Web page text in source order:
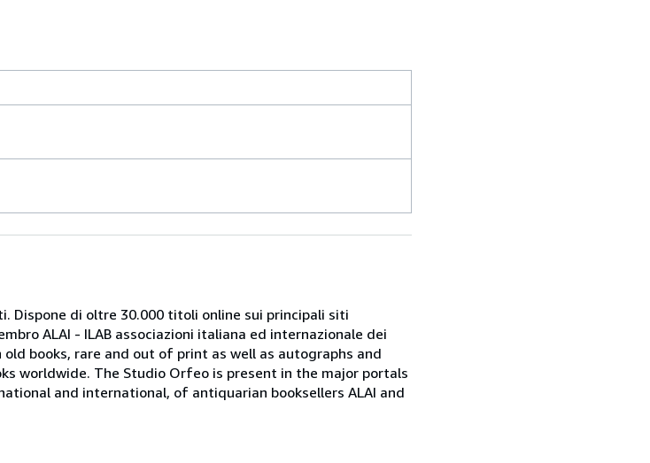
Dispone di oltre 30.000 titoli online sui principali siti
ALAI - ILAB associazioni italiana ed internazionale dei
books, rare and out of print as well as autographs and
worldwide. The Studio Orfeo is present in the major portals
and international, of antiquarian booksellers ALAI and